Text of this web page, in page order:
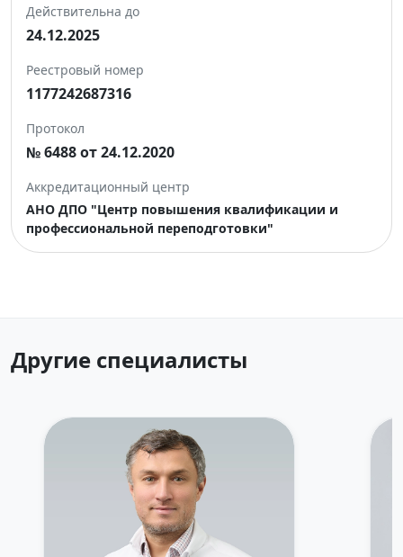
Действительна до
24.12.2025
Реестровый номер
1177242687316
Протокол
№ 6488 от 24.12.2020
Аккредитационный центр
АНО ДПО "Центр повышения квалификации и
профессиональной переподготовки"
Другие специалисты